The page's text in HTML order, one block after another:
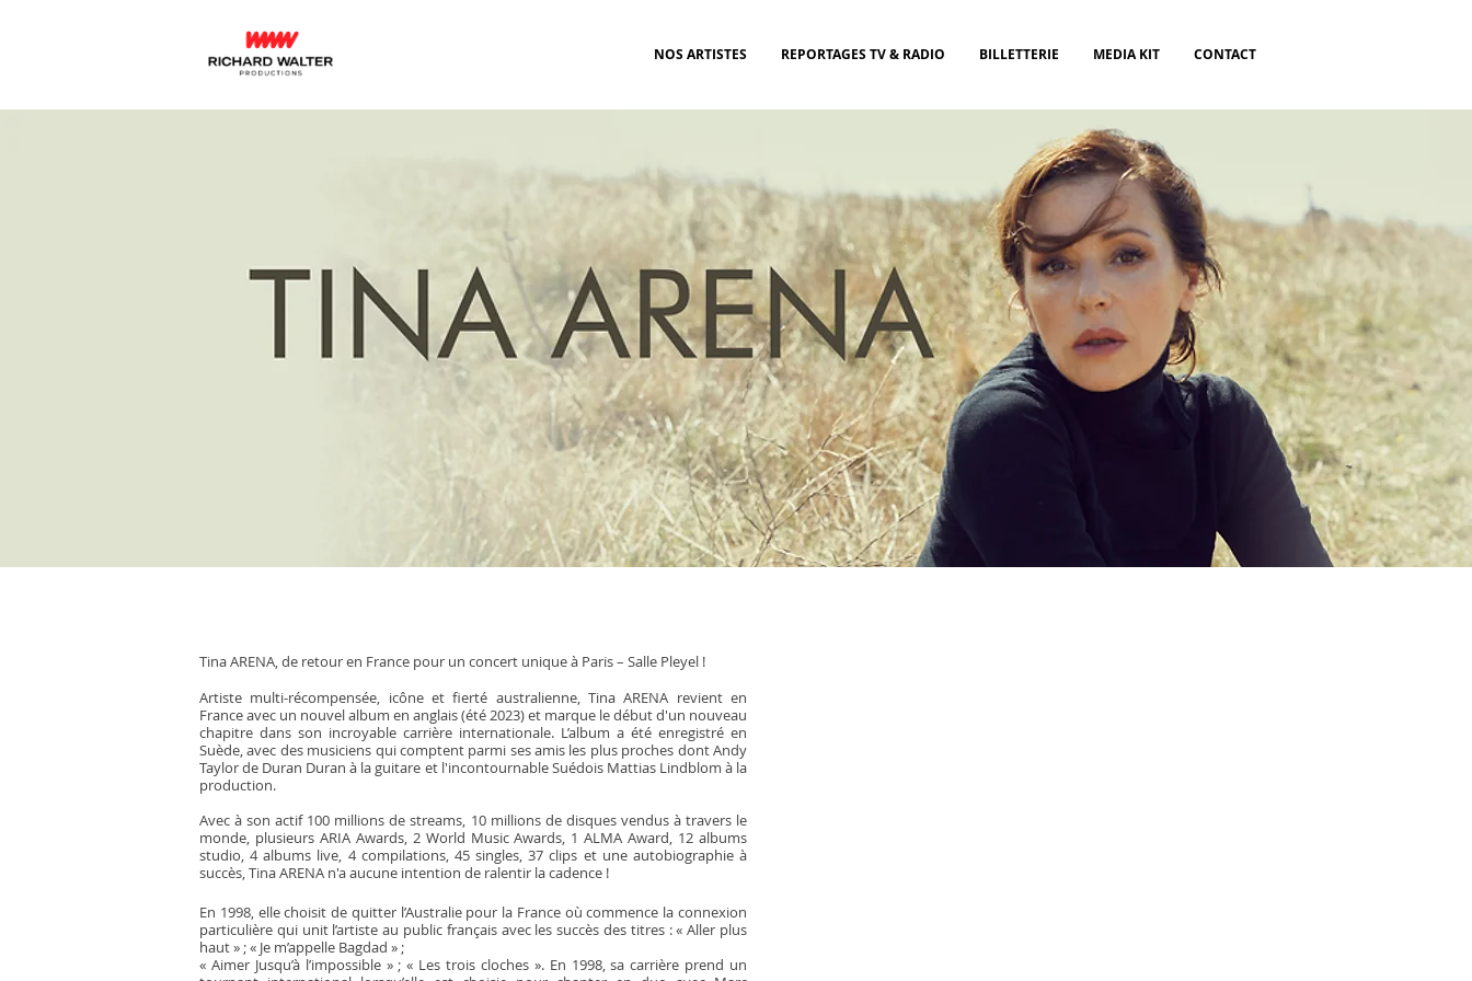
NOS ARTISTES REPORTAGES TV & RADIO BILLETTERIE MEDIA KIT CONTACT
Tina ARENA, de retour en France pour un concert unique à Paris – Salle Pleyel !
Artiste multi-récompensée, icône et fierté australienne, Tina ARENA revient en
France avec un nouvel album en anglais (été 2023) et marque le début d'un nouveau
chapitre dans son incroyable carrière internationale. L’album a été enregistré en
Suède, avec des musiciens qui comptent parmi ses amis les plus proches dont Andy
Taylor de Duran Duran à la guitare et l'incontournable Suédois Mattias Lindblom à la
production.
Avec à son actif 100 millions de streams, 10 millions de disques vendus à travers le
monde, plusieurs ARIA Awards, 2 World Music Awards, 1 ALMA Award, 12 albums
studio, 4 albums live, 4 compilations, 45 singles, 37 clips et une autobiographie à
succès, Tina ARENA n'a aucune intention de ralentir la cadence !
En 1998, elle choisit de quitter l’Australie pour la France où commence la connexion
particulière qui unit l’artiste au public français avec les succès des titres : « Aller plus
haut » ; « Je m’appelle Bagdad » ;
« Aimer Jusqu’à l’impossible » ; « Les trois cloches ». En 1998, sa carrière prend un